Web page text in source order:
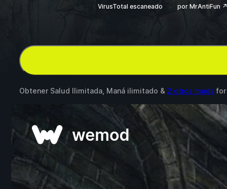
VirusTotal escaneado por MrAntiFun ↗
Obtener Salud Ilimitada, Maná ilimitado & 2 otros mods